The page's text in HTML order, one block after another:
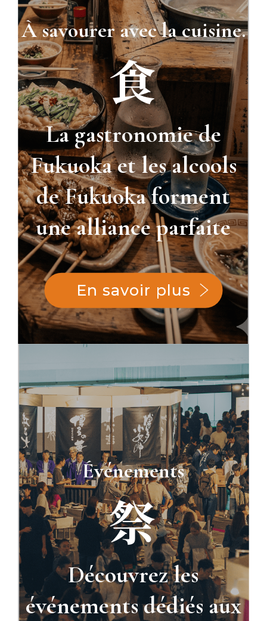
À savourer avec la cuisine.
食
La gastronomie de
Fukuoka et les alcools
de Fukuoka forment
une alliance parfaite
En savoir plus
Événements
祭
Découvrez les
événements dédiés aux